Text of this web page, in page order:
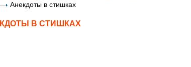
Анекдоты в стишках
В СТИШКАХ